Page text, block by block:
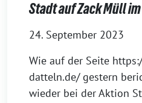
Stadt auf Zack Müll
24. September 2023
Wie auf der Seite
datteln.de/ gestern
wieder bei der Aktion